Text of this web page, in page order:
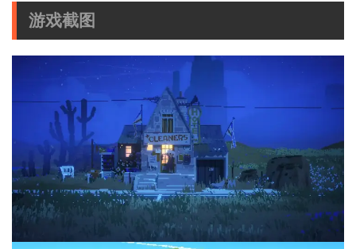
游戏截图